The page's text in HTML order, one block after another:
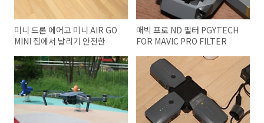
미니 드론 에어고 미니 AIR GO
MINI 집에서 날리기 안전한
매빅 프로 ND 필터 PGYTECH
FOR MAVIC PRO FILTER